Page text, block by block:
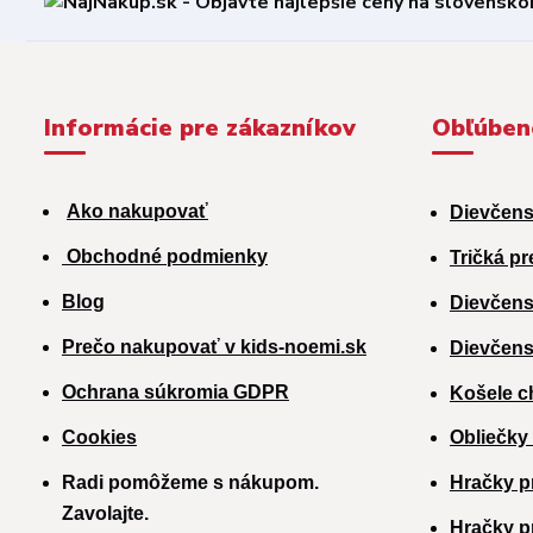
Informácie pre zákazníkov
Ako nakupovať
Obchodné podmienky
Blog
Prečo nakupovať v kids-noemi.sk
Ochrana súkromia GDPR
Cookies
Radi pomôžeme s nákupom.
Zavolajte.
Tričká
Košele
Hračky
H račky